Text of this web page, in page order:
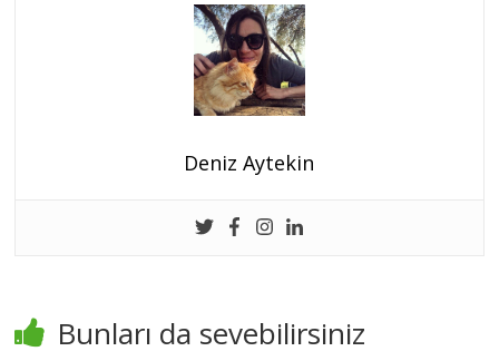
Deniz Aytekin
Bunları da sevebilirsiniz